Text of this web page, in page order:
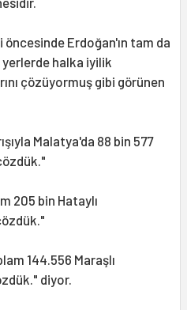
Erdoğan'ın tam da
halka iyilik
çözüyormuş gibi görünen
Malatya'da 88 bin 577
205 bin Hataylı
144.556 Maraşlı
diyor.